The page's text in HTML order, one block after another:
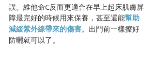
誤。維他命C反而更適合在早上起床肌膚屏
障最完好的時候用來保養，甚至還能幫助
減緩紫外線帶來的傷害。出門前一樣擦好
防曬就可以了。